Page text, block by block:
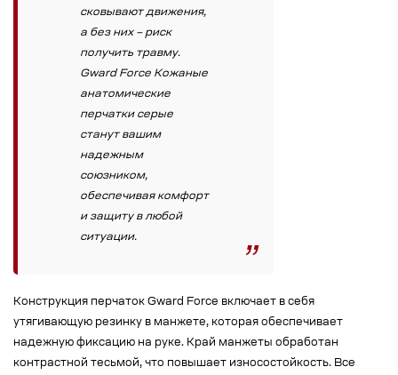
сковывают движения,
а без них – риск
получить травму.
Gward Force Кожаные
анатомические
перчатки серые
станут вашим
надежным
союзником,
обеспечивая комфорт
и защиту в любой
ситуации.
Конструкция перчаток Gward Force включает в себя
утягивающую резинку в манжете, которая обеспечивает
надежную фиксацию на руке. Край манжеты обработан
контрастной тесьмой, что повышает износостойкость. Все